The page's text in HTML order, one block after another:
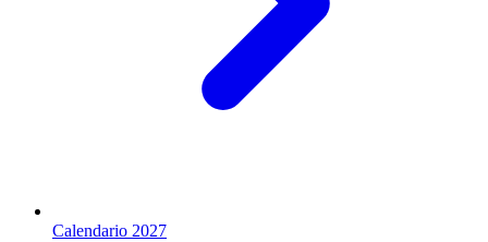
Calendario 2027